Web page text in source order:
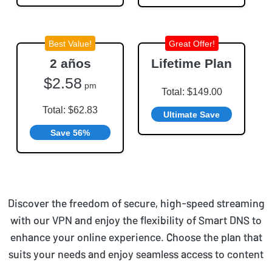
Best Value!
2 años
$2.58 pm
Total: $62.83
Save 56%
Great Offer!
Lifetime Plan
Total: $149.00
Ultimate Save
Discover the freedom of secure, high-speed streaming
with our VPN and enjoy the flexibility of Smart DNS to
enhance your online experience. Choose the plan that
suits your needs and enjoy seamless access to content